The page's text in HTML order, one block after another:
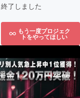
終了しました
もう一度プロジェク
トをやってほしい